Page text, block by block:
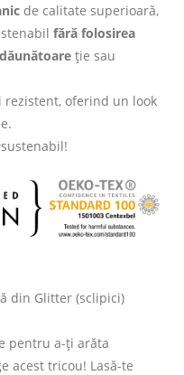
de calitate superioară,
fără folosirea
ție sau
oferind un look
din Glitter (sclipici)
pentru a-ți arăta
acest tricou! Lasă-te